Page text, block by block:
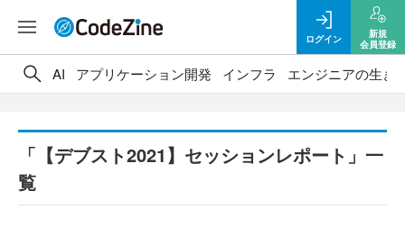
ログイン
新規
会員登録
AI アプリケーション開発 インフラ エンジニアの生き
「【デブスト2021】セッションレポート」一
覧